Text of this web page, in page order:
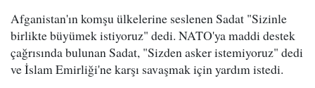
Afganistan'ın komşu ülkelerine seslenen Sadat "Sizinle
birlikte büyümek istiyoruz" dedi. NATO'ya maddi destek
çağrısında bulunan Sadat, "Sizden asker istemiyoruz" dedi
ve İslam Emirliği'ne karşı savaşmak için yardım istedi.